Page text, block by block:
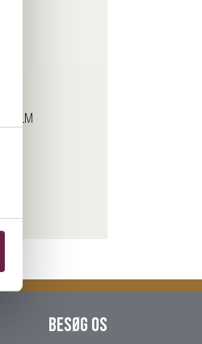
HOLM
Besøg os